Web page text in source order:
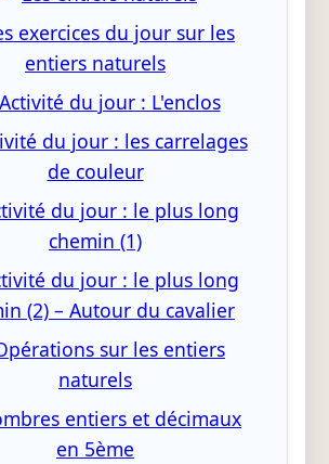
exercices du jour sur les
entiers naturels
Activité du jour : L'enclos
du jour : les carrelages
de couleur
du jour : le plus long
chemin (1)
du jour : le plus long
(2) – Autour du cavalier
sur les entiers
naturels
entiers et décimaux
en 5ème